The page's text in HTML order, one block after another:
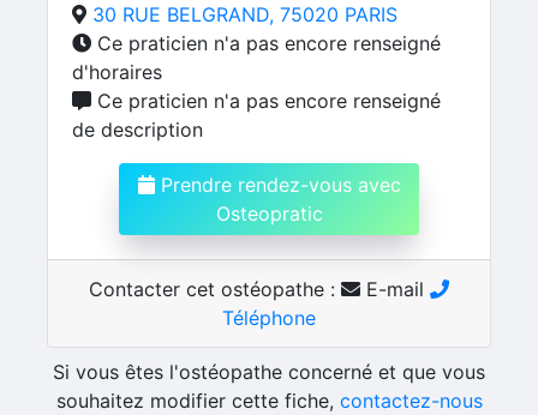
30 RUE BELGRAND, 75020 PARIS
Ce praticien n'a pas encore renseigné
d'horaires
Ce praticien n'a pas encore renseigné
de description
Prendre rendez-vous avec
Osteopratic
Contacter cet ostéopathe :
E-mail
Téléphone
Si vous êtes l'ostéopathe concerné et que vous
souhaitez modifier cette fiche, contactez-nous